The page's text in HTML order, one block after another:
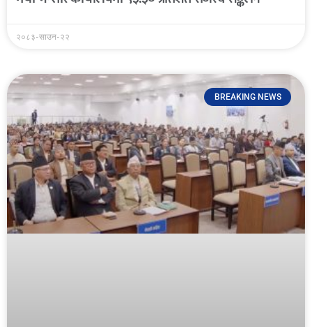
२०८३-साउन-२२
BREAKING NEWS